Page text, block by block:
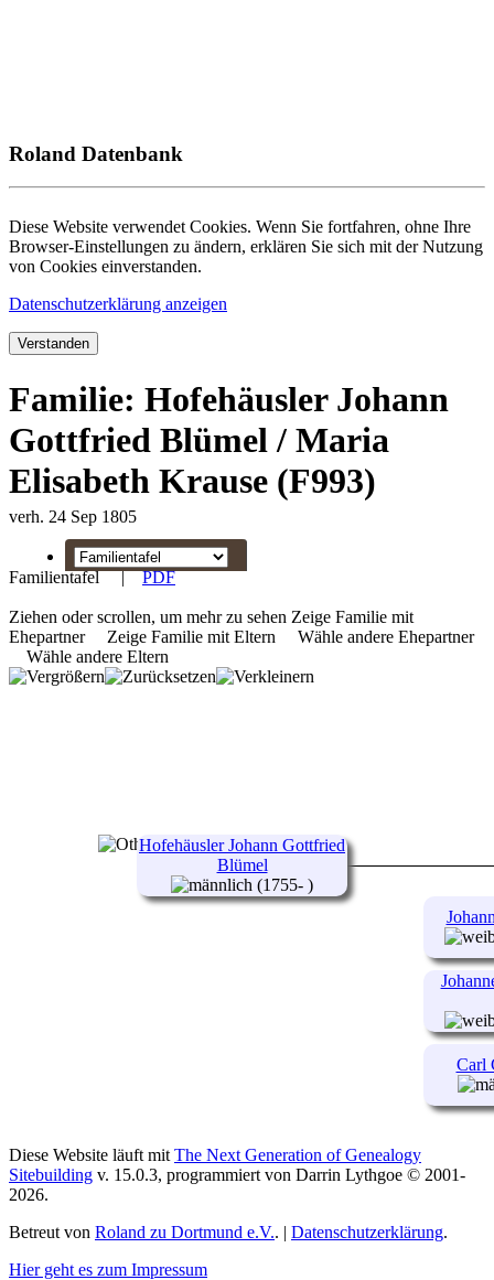
Roland Datenbank
Diese Website verwendet Cookies. Wenn Sie fortfahren, ohne Ihre
Browser-Einstellungen zu ändern, erklären Sie sich mit der Nutzung
von Cookies einverstanden.
Datenschutzerklärung anzeigen
Verstanden
Familie: Hofehäusler Johann
Gottfried Blümel / Maria
Elisabeth Krause (F993)
verh. 24 Sep 1805
Familientafel|PDF
Ziehen oder scrollen, um mehr zu sehen Zeige Familie mit
Ehepartner
Zeige Familie mit Eltern
Wähle andere Ehepartner
Wähle andere Eltern
Hofehäusler Johann Gottfried
Blümel
(1755- )
Carl
Diese Website läuft mit The Next Generation of Genealogy
Sitebuilding v. 15.0.3, programmiert von Darrin Lythgoe © 2001-
2026.
Betreut von Roland zu Dortmund e.V.. | Datenschutzerklärung.
Hier geht es zum Impressum